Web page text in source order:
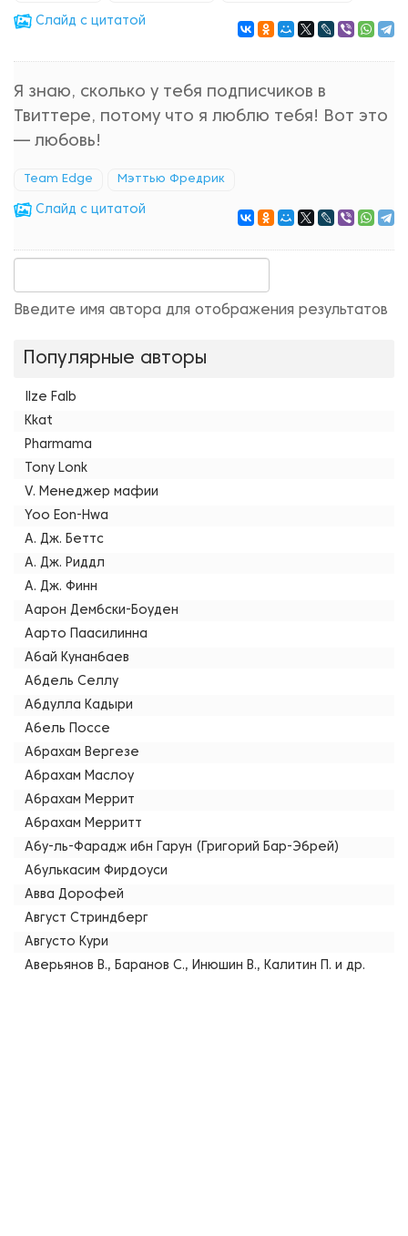
Cлайд с цитатой
Я знаю, сколько у тебя подписчиков в
Твиттере, потому что я люблю тебя! Вот это
— любовь!
Team Edge Мэттью Фредрик
Cлайд с цитатой
Введите имя автора для отображения результатов
Популярные авторы
Ilze Falb
Kkat
Pharmama
Tony Lonk
V. Менеджер мафии
Yoo Eon-Hwa
А. Дж. Беттс
А. Дж. Риддл
А. Дж. Финн
Аарон Дембски-Боуден
Аарто Паасилинна
Абай Кунанбаев
Абдель Селлу
Абдулла Кадыри
Абель Поссе
Абрахам Вергезе
Абрахам Маслоу
Абрахам Меррит
Абрахам Мерритт
Абу-ль-Фарадж ибн Гарун (Григорий Бар-Эбрей)
Абулькасим Фирдоуси
Авва Дорофей
Август Стриндберг
Августо Кури
Аверьянов В., Баранов С., Инюшин В., Калитин П. и др.